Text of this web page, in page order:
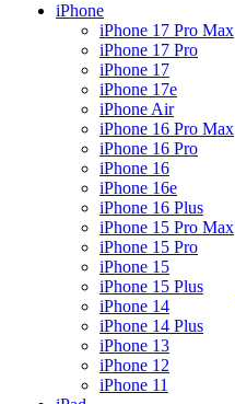
iPhone
iPhone 17 Pro Max
iPhone 17 Pro
iPhone 17
iPhone 17e
iPhone Air
iPhone 16 Pro Max
iPhone 16 Pro
iPhone 16
iPhone 16e
iPhone 16 Plus
iPhone 15 Pro Max
iPhone 15 Pro
iPhone 15
iPhone 15 Plus
iPhone 14
iPhone 14 Plus
iPhone 13
iPhone 12
iPhone 11